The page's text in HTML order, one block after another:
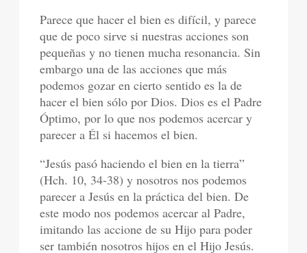
Parece que hacer el bien es difícil, y parece
que de poco sirve si nuestras acciones son
pequeñas y no tienen mucha resonancia. Sin
embargo una de las acciones que más
podemos gozar en cierto sentido es la de
hacer el bien sólo por Dios. Dios es el Padre
Óptimo, por lo que nos podemos acercar y
parecer a Él si hacemos el bien.
“Jesús pasó haciendo el bien en la tierra”
(Hch. 10, 34-38) y nosotros nos podemos
parecer a Jesús en la práctica del bien. De
este modo nos podemos acercar al Padre,
imitando las accione de su Hijo para poder
ser también nosotros hijos en el Hijo Jesús.